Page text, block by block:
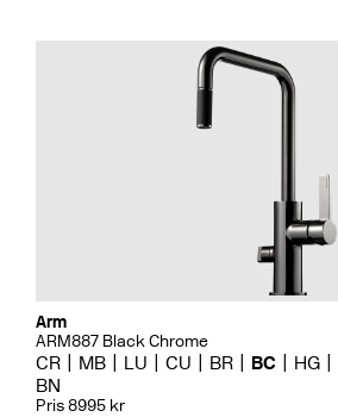
Arm
ARM887 Black Chrome
CR MB LU CU BR BC HG
BN
Pris 8995 kr